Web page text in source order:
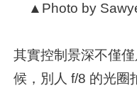
▲Photo by
其實控制景深不僅
候，別人 f/8 的光圈